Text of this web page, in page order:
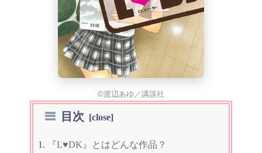
©渡辺あゆ／講談社
目次
『L♥DK』とはどんな作品？